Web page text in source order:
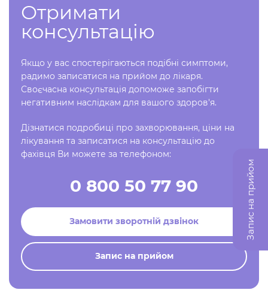
Отримати
консультацію
Якщо у вас спостерігаються подібні симптоми,
радимо записатися на прийом до лікаря.
Своєчасна консультація допоможе запобігти
негативним наслідкам для вашого здоров'я.
Дізнатися подробиці про захворювання, ціни на
лікування та записатися на консультацію до
фахівця Ви можете за телефоном:
0 800 50 77 90
Замовити зворотній дзвінок
Запис на прийом
Запис на прийом